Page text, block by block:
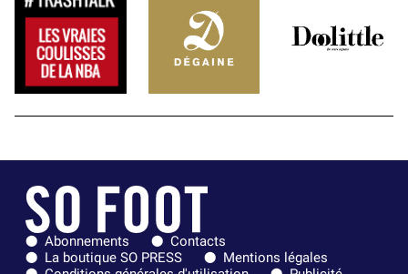
Abonnements
Contacts